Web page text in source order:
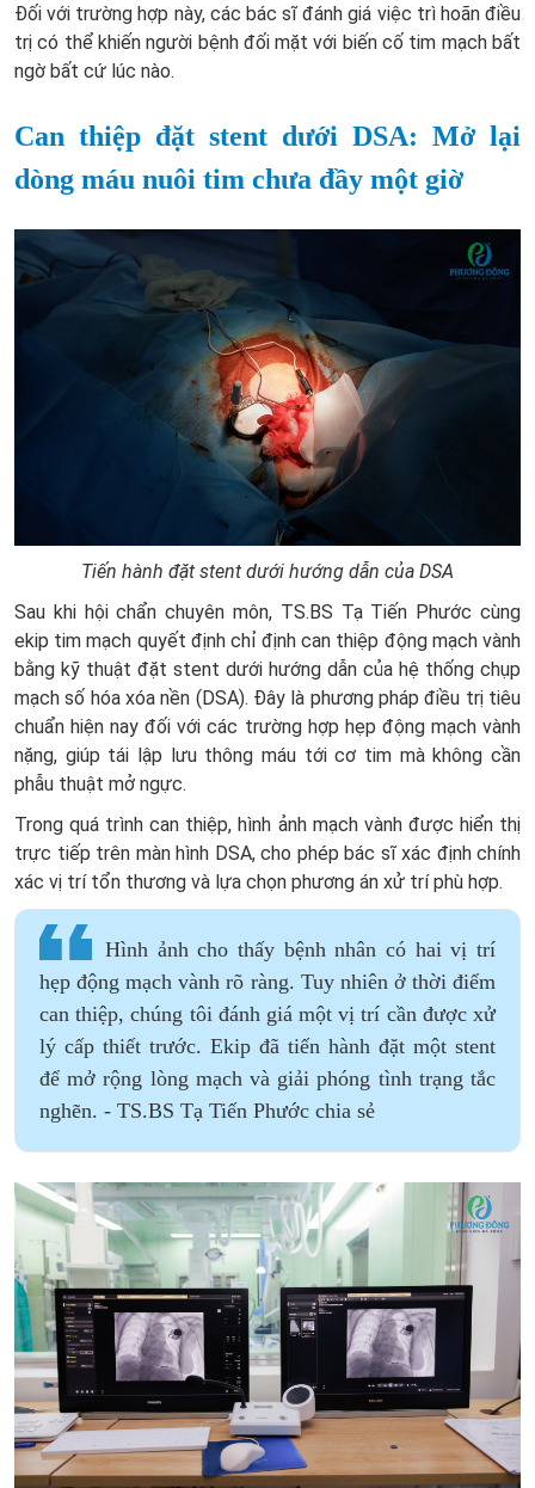
Đối với trường hợp này, các bác sĩ đánh giá việc trì hoãn điều
trị có thể khiến người bệnh đối mặt với biến cố tim mạch bất
ngờ bất cứ lúc nào.
Can thiệp đặt stent dưới DSA: Mở lại
dòng máu nuôi tim chưa đầy một giờ
Tiến hành đặt stent dưới hướng dẫn của DSA
Sau khi hội chẩn chuyên môn, TS.BS Tạ Tiến Phước cùng
ekip tim mạch quyết định chỉ định can thiệp động mạch vành
bằng kỹ thuật đặt stent dưới hướng dẫn của hệ thống chụp
mạch số hóa xóa nền (DSA). Đây là phương pháp điều trị tiêu
chuẩn hiện nay đối với các trường hợp hẹp động mạch vành
nặng, giúp tái lập lưu thông máu tới cơ tim mà không cần
phẫu thuật mở ngực.
Trong quá trình can thiệp, hình ảnh mạch vành được hiển thị
trực tiếp trên màn hình DSA, cho phép bác sĩ xác định chính
xác vị trí tổn thương và lựa chọn phương án xử trí phù hợp.
Hình ảnh cho thấy bệnh nhân có hai vị trí
hẹp động mạch vành rõ ràng. Tuy nhiên ở thời điểm
can thiệp, chúng tôi đánh giá một vị trí cần được xử
lý cấp thiết trước. Ekip đã tiến hành đặt một stent
để mở rộng lòng mạch và giải phóng tình trạng tắc
nghẽn. - TS.BS Tạ Tiến Phước chia sẻ